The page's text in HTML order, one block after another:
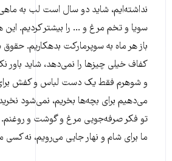
نداشته‌ایم، شاید دو سال است لب به
سویا و تخم مرغ و ... را بیشتر کردیم. این
باز هر ماه به سوپرمارکت بدهکاریم.
کفاف خیلی چیزها را نمی‌دهد، شاید
و شوهرم فقط یک دست لباس و کفش
می‌دهیم برای بچه‌ها بخریم، نمی‌شود
تو فکر صرفه‌جویی مرغ و گوشت و روغنم.
ما برای شام و نهار جایی می‌رویم، نه کسی